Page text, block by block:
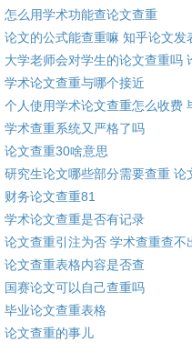
怎么用学术功能查论文查重
论文的公式能查重嘛 知乎论文发
大学老师会对学生的论文查重吗
学术论文查重与哪个接近
个人使用学术论文查重怎么收费
学术查重系统又严格了吗
论文查重30啥意思
研究生论文哪些部分需要查重 论
财务论文查重81
学术论文查重是否有记录
论文查重引注为否 学术查重查不
论文查重表格内容是否查
国赛论文可以自己查重吗
毕业论文查重表格
论文查重的事儿